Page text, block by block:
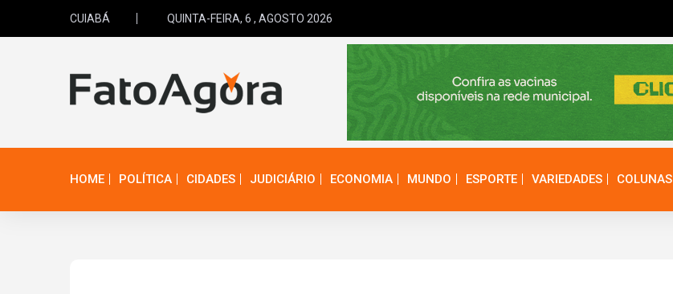
CUIABÁ QUINTA-FEIRA, 6 , AGOSTO 2026
HOME POLÍTICA CIDADES JUDICIÁRIO ECONOMIA MUNDO ESPORTE VARIEDADES COLUNAS